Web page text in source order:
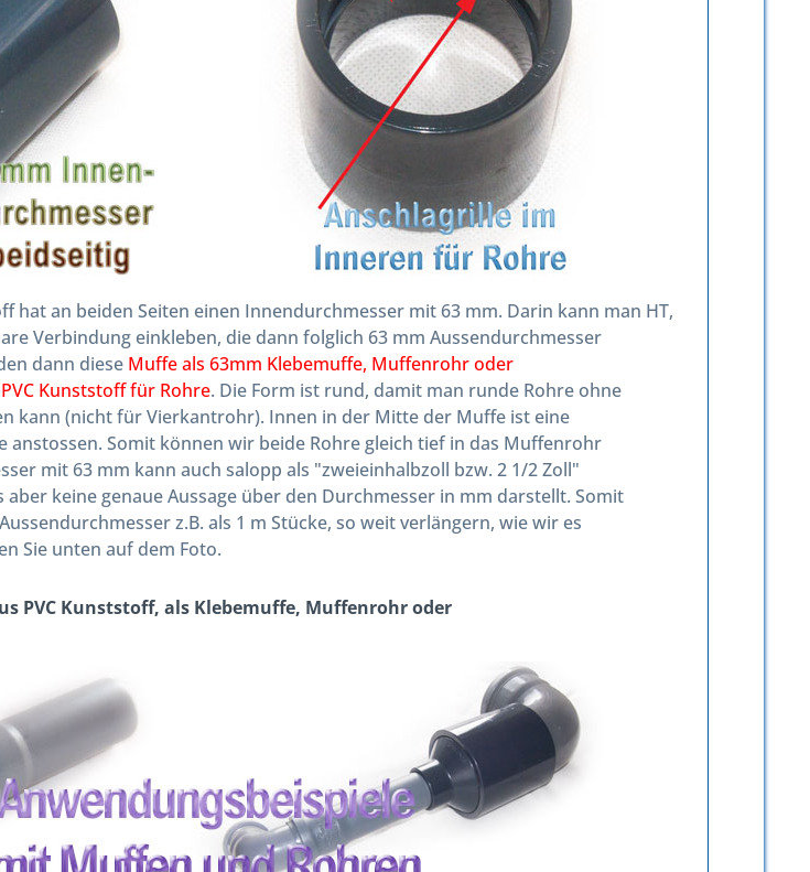
hat an beiden Seiten einen Innendurchmesser mit 63 mm. Darin kann man HT,
Verbindung einkleben, die dann folglich 63 mm Aussendurchmesser
dann diese Muffe als 63mm Klebemuffe, Muffenrohr oder
Kunststoff für Rohre. Die Form ist rund, damit man runde Rohre ohne
kann (nicht für Vierkantrohr). Innen in der Mitte der Muffe ist eine
anstossen. Somit können wir beide Rohre gleich tief in das Muffenrohr
mit 63 mm kann auch salopp als "zweieinhalbzoll bzw. 2 1/2 Zoll"
keine genaue Aussage über den Durchmesser in mm darstellt. Somit
z.B. als 1 m Stücke, so weit verlängern, wie wir es
Sie unten auf dem Foto.
PVC Kunststoff, als Klebemuffe, Muffenrohr oder